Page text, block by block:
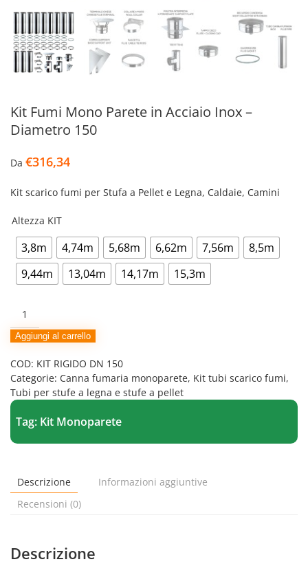
Kit Fumi Mono Parete in Acciaio Inox –
Diametro 150
Da €316,34
Kit scarico fumi per Stufa a Pellet e Legna, Caldaie, Camini
Altezza KIT
3,8m 4,74m 5,68m 6,62m 7,56m
8,5m
9,44m
13,04m 14,17m 15,3m
Fumi
Mono
in
Acciaio
Inox
-
Diametro
150
Aggiungi al carrello
COD: KIT RIGIDO DN 150
Categorie: Canna fumaria monoparete, Kit tubi scarico fumi,
Tubi per stufe a legna e stufe a pellet
Tag: Kit Monoparete
Descrizione
Informazioni aggiuntive
Recensioni (0)
Descrizione